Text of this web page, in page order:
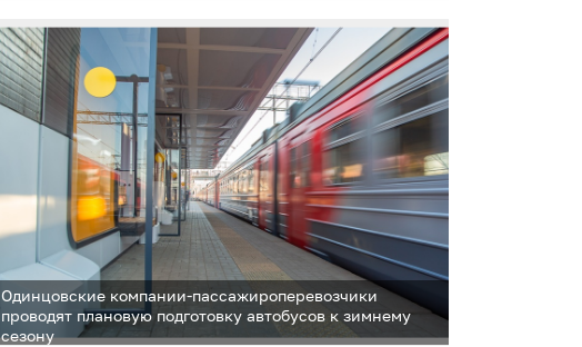
Одинцовские компании-пассажироперевозчики
проводят плановую подготовку автобусов к зимнему
сезону